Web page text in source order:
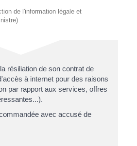
de l'information légale et
résiliation de son contrat de
à internet pour des raisons
par rapport aux services, offres
avec accusé de